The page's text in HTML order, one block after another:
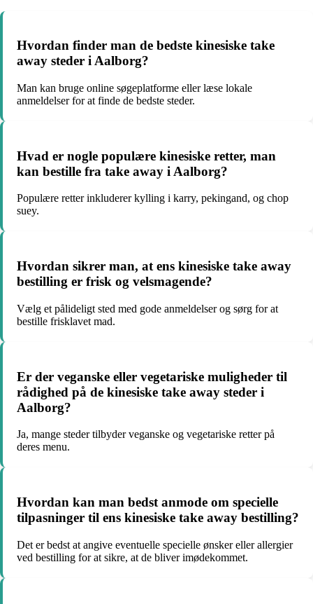
Hvordan finder man de bedste kinesiske take
away steder i Aalborg?
Man kan bruge online søgeplatforme eller læse lokale
anmeldelser for at finde de bedste steder.
Hvad er nogle populære kinesiske retter, man
kan bestille fra take away i Aalborg?
Populære retter inkluderer kylling i karry, pekingand, og chop
suey.
Hvordan sikrer man, at ens kinesiske take away
bestilling er frisk og velsmagende?
Vælg et pålideligt sted med gode anmeldelser og sørg for at
bestille frisklavet mad.
Er der veganske eller vegetariske muligheder til
rådighed på de kinesiske take away steder i
Aalborg?
Ja, mange steder tilbyder veganske og vegetariske retter på
deres menu.
Hvordan kan man bedst anmode om specielle
tilpasninger til ens kinesiske take away bestilling?
Det er bedst at angive eventuelle specielle ønsker eller allergier
ved bestilling for at sikre, at de bliver imødekommet.